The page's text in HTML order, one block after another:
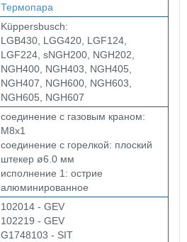
Термопара
Küppersbusch:
LGB430, LGG420, LGF124,
LGF224, sNGH200, NGH202,
NGH400, NGH403, NGH405,
NGH407, NGH600, NGH603,
NGH605, NGH607
соединение с газовым краном:
M8x1
соединение с горелкой: плоский
штекер ø6.0 мм
исполнение 1: острие
алюминированное
102014 - GEV
102219 - GEV
G1748103 - SIT